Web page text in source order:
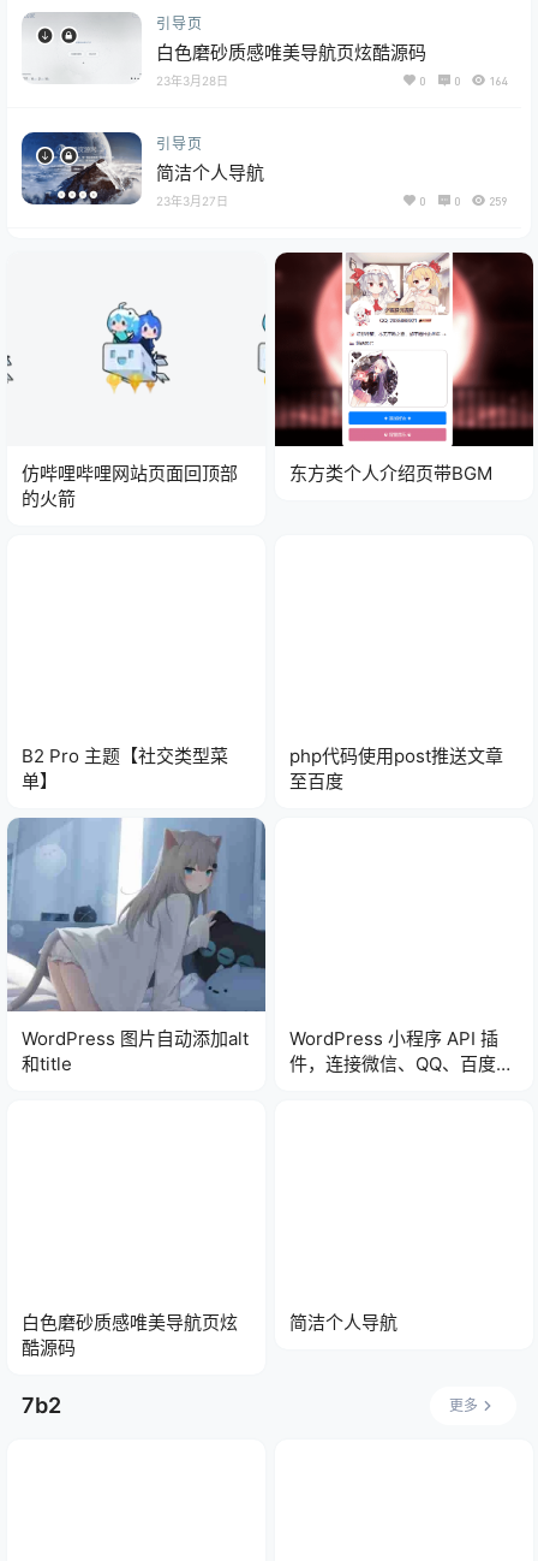
引导页
白色磨砂质感唯美导航页炫酷源码
23年3月28日 0 0 164
引导页
简洁个人导航
23年3月27日 0 0 259
仿哔哩哔哩网站页面回顶部
的火箭
东方类个人介绍页带BGM
B2 Pro 主题【社交类型菜
单】
php代码使用post推送文章
至百度
WordPress 图片自动添加alt
和title
WordPress 小程序 API 插
件，连接微信、QQ、百度、
白色磨砂质感唯美导航页炫
酷源码
简洁个人导航
7b2 更多